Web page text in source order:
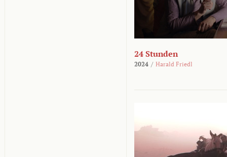
24 Stunden
2024 / Harald Friedl